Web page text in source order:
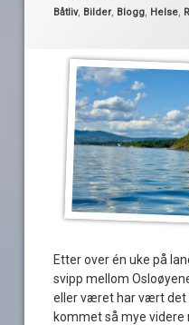
Kategorier:
Båtliv, Bilder, Blogg, Helse,
Etter over én uke på
svipp mellom
eller været har vært det
kommet så mye videre